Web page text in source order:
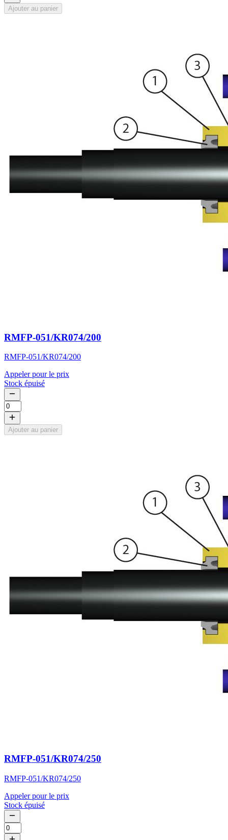
Ajouter au panier
RMFP-051/KR074/200
RMFP-051/KR074/200
Appeler pour le prix
Stock épuisé
Ajouter au panier
RMFP-051/KR074/250
RMFP-051/KR074/250
Appeler pour le prix
Stock épuisé